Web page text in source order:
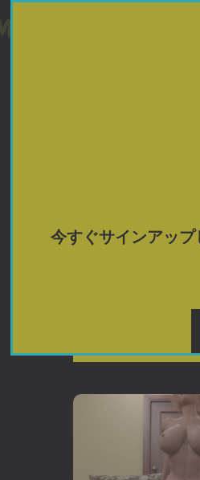
無料ビジ
今すぐサインアッ